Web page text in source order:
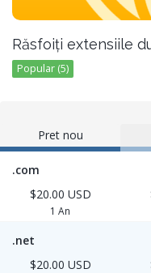
Răsfoiți extensiile
Popular (5)
Pret nou
.com
$20.00 USD
1 An
.net
$20.00 USD